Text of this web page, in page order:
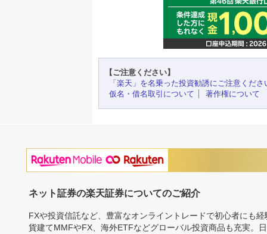
【ご注意ください】
「楽天」を名乗った投資勧誘にご注意くださ
仮名・借名取引について
著作権について
ネット証券の楽天証券についてのご紹介
FXや投資信託など、豊富なオンライントレードで初心者にも
貨建てMMFやFX、海外ETFなどグローバル投資商品も充実。